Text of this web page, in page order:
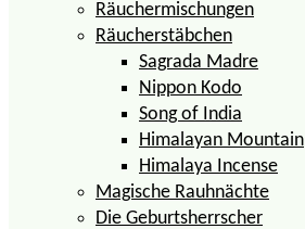
Räuchermischungen
Räucherstäbchen
Sagrada Madre
Nippon Kodo
Song of India
Himalayan Mountain
Himalaya Incense
Magische Rauhnächte
Die Geburtsherrscher